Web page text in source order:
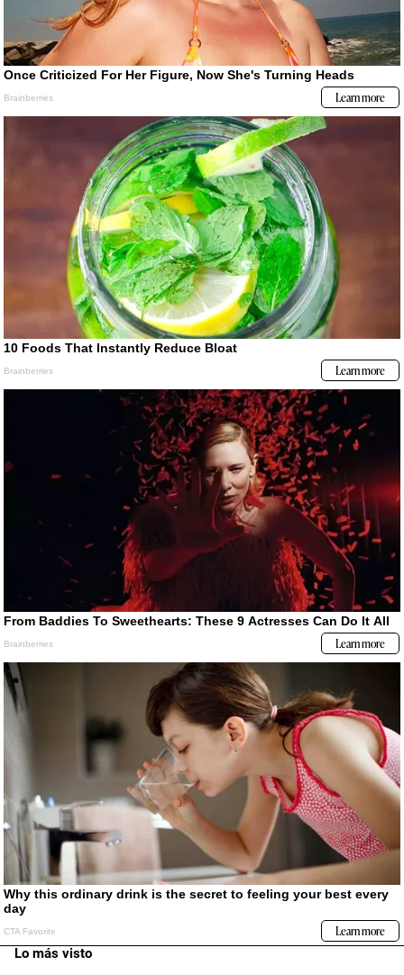
Lo más visto